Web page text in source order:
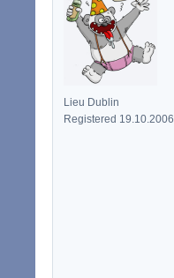
Lieu Dublin
Registered 19.10.2006